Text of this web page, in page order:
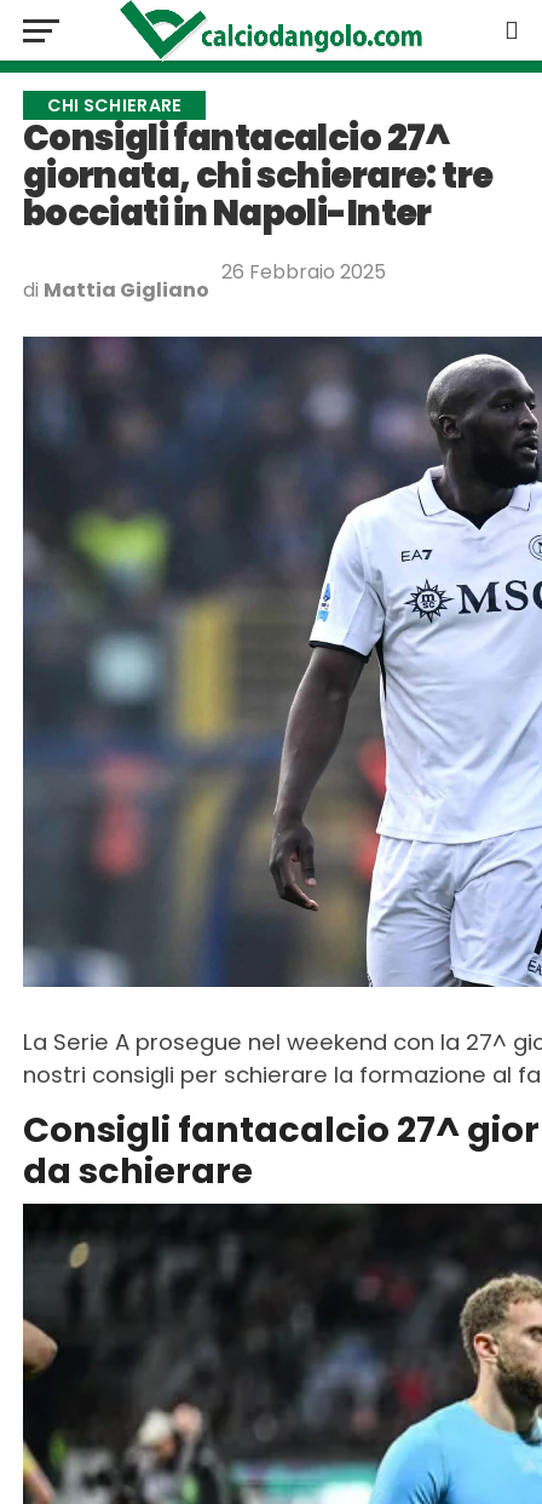
CHI SCHIERARE
Consigli fantacalcio 27^
giornata, chi schierare: tre
bocciati in Napoli-Inter
di Mattia Gigliano
26 Febbraio 2025
La Serie A prosegue nel weekend con la 27^
nostri consigli per schierare la formazione al
Consigli fantacalcio 27^
da schierare